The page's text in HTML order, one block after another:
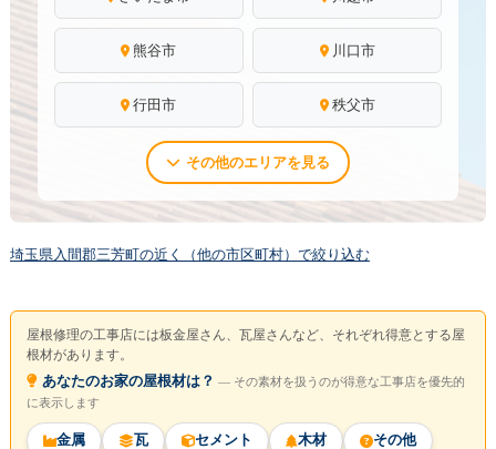
熊谷市 川口市
行田市 秩父市
その他のエリアを見る
埼玉県入間郡三芳町の近く（他の市区町村）で絞り込む
屋根修理の工事店には板金屋さん、瓦屋さんなど、それぞれ得意とする屋
根材があります。
あなたのお家の屋根材は？ ― その素材を扱うのが得意な工事店を優先的
に表示します
金属 瓦 セメント 木材 その他